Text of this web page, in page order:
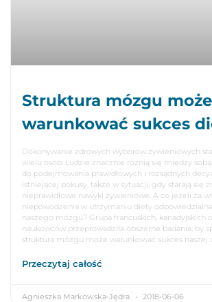
Struktura mózgu może
warunkować sukces
Dokonywanie zdrowych wyborów żywieniowych
wielu osób. Ludzie znacznie różnią się między
do podejmowania prawidłowych i rozsądnych
istniejącej pokusy, także w sytuacji, gdy starają się
nieprawidłowe nawyki żywieniowe. A co jeżeli za
niepowodzenia w utrzymaniu diety
naszego mózgu? Grupa francuskich, kanadyjskich
naukowców przeprowadziła obszerne badania, by
struktura mózgu może warunkować sukces naszej
Przeczytaj całość
Agnieszka Markowska-Jędra 2018-06-06